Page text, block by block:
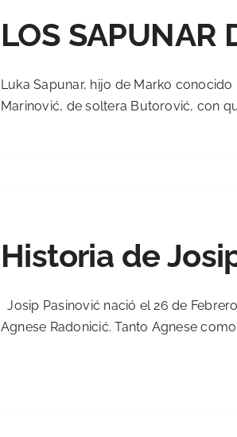
LOS SAPUNAR
Luka Sapunar, hijo de Marko
Marinović, de soltera Butorović, con
Historia de
Josip Pasinović nació el 26 de
Agnese Radonicić. Tanto Agnese